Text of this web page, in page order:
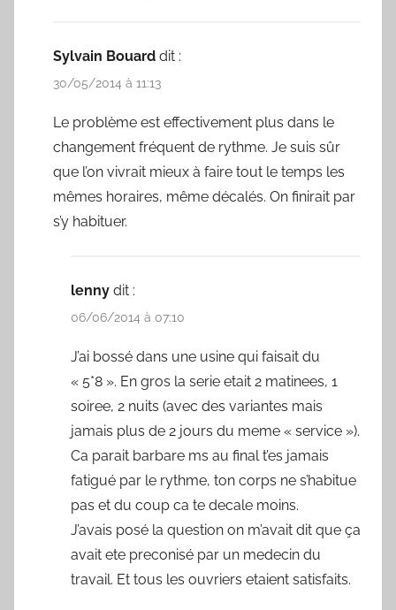
Sylvain Bouard dit :
30/05/2014 à 11:13
Le problème est effectivement plus dans le
changement fréquent de rythme. Je suis sûr
que l’on vivrait mieux à faire tout le temps les
mêmes horaires, même décalés. On finirait par
s’y habituer.
lenny dit :
06/06/2014 à 07:10
J’ai bossé dans une usine qui faisait du
« 5*8 ». En gros la serie etait 2 matinees, 1
soiree, 2 nuits (avec des variantes mais
jamais plus de 2 jours du meme « service »).
Ca parait barbare ms au final t’es jamais
fatigué par le rythme, ton corps ne s’habitue
pas et du coup ca te decale moins.
J’avais posé la question on m’avait dit que ça
avait ete preconisé par un medecin du
travail. Et tous les ouvriers etaient satisfaits.